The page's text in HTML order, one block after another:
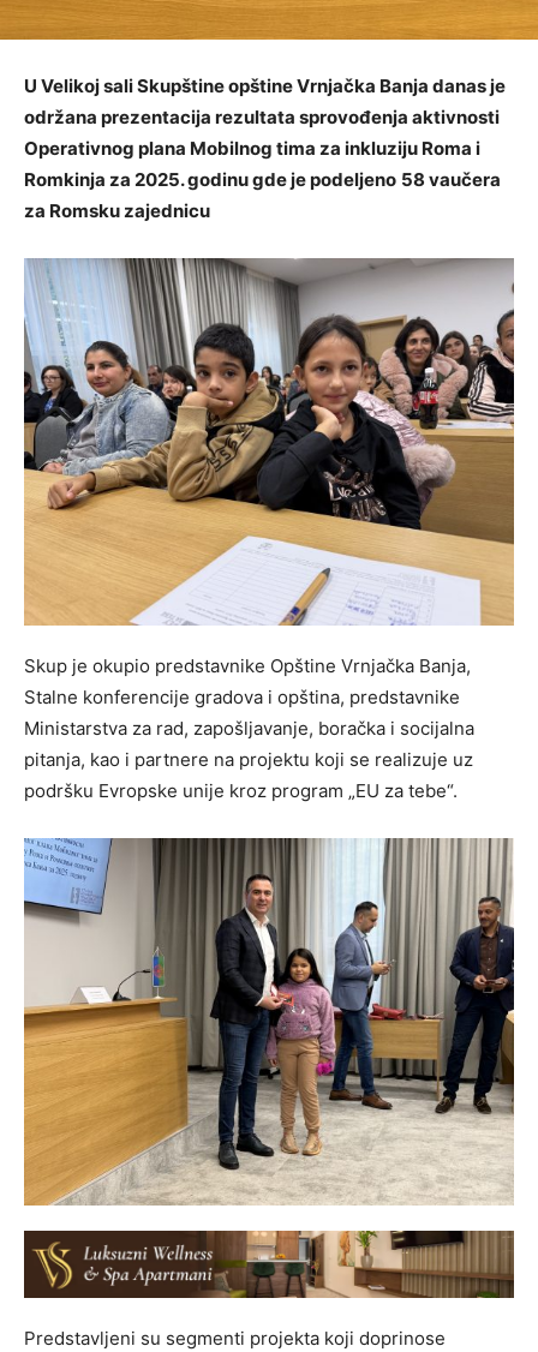
U Velikoj sali Skupštine opštine Vrnjačka Banja danas je
održana prezentacija rezultata sprovođenja aktivnosti
Operativnog plana Mobilnog tima za inkluziju Roma i
Romkinja za 2025. godinu gde je podeljeno 58 vaučera
za Romsku zajednicu
Skup je okupio predstavnike Opštine Vrnjačka Banja,
Stalne konferencije gradova i opština, predstavnike
Ministarstva za rad, zapošljavanje, boračka i socijalna
pitanja, kao i partnere na projektu koji se realizuje uz
podršku Evropske unije kroz program „EU za tebe“.
Predstavljeni su segmenti projekta koji doprinose